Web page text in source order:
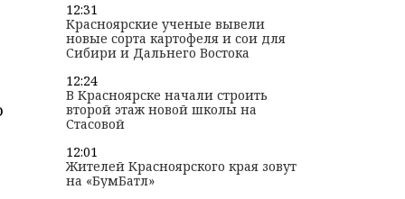
12:31
Красноярские ученые вывели
новые сорта картофеля и сои для
Сибири и Дальнего Востока
12:24
В Красноярске начали строить
второй этаж новой школы на
Стасовой
12:01
Жителей Красноярского края зовут
на «БумБатл»